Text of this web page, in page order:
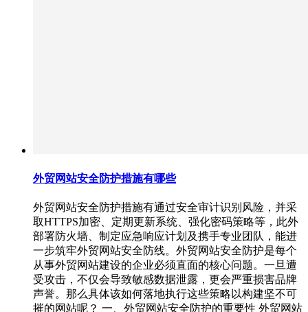
外贸网站安全防护措施有哪些
外贸网站安全防护措施有通过安全审计识别风险，并采
取HTTPS加密、定期更新系统、强化密码策略等，此外
部署防火墙、制定应急响应计划及携手专业团队，能进
一步筑牢外贸网站安全防线。外贸网站安全防护是每个
从事外贸网站建设的企业必须直面的核心问题。一旦遭
受攻击，不仅会导致敏感数据泄露，更会严重损害品牌
声誉。那么具体该如何落地执行这些策略以构建坚不可
摧的网站呢？ 一、外贸网站安全防护的重要性 外贸网站